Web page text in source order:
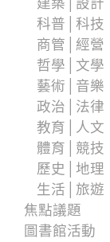
建築│設計
科普│科技
商管│經營
哲學│文學
藝術│音樂
政治│法律
教育│人文
體育│競技
歷史│地理
生活│旅遊
焦點議題
圖書館活動